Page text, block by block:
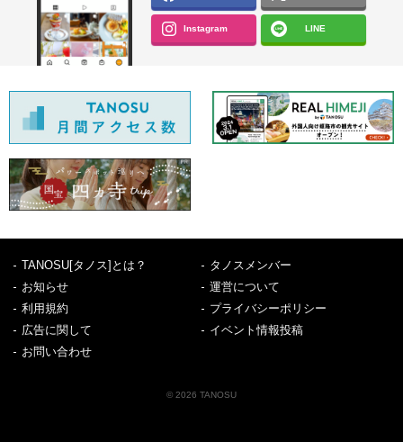
Instagram LINE
TANOSU[タノス]とは？
タノスメンバー
お知らせ
運営について
利用規約
プライバシーポリシー
広告に関して
イベント情報投稿
お問い合わせ
© 2026 TANOSU